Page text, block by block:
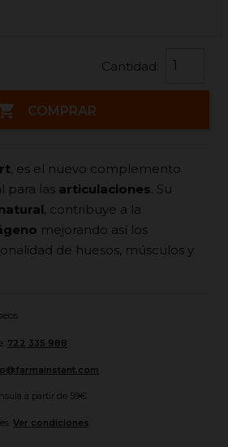
Cantidad:
COMPRAR
, es el nuevo complemento
para las articulaciones. Su
, contribuye a la
mejorando así los
de huesos, músculos y
722 335 988
a partir de 59€
Ver condiciones